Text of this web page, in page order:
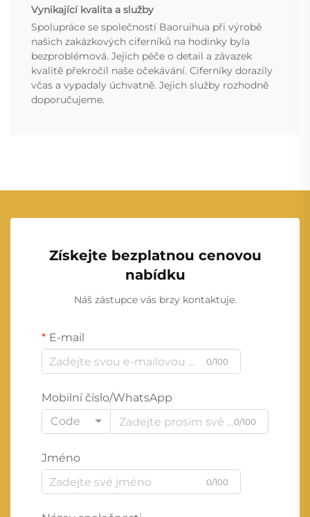
Vynikající kvalita a služby
Spolupráce se společností Baoruihua při výrobě
našich zakázkových ciferníků na hodinky byla
bezproblémová. Jejich péče o detail a závazek
kvalitě překročil naše očekávání. Ciferníky dorazily
včas a vypadaly úchvatně. Jejich služby rozhodně
doporučujeme.
Získejte bezplatnou cenovou
nabídku
Náš zástupce vás brzy kontaktuje.
E-mail
0/100
Mobilní číslo/WhatsApp
Code
0/100
Jméno
0/100